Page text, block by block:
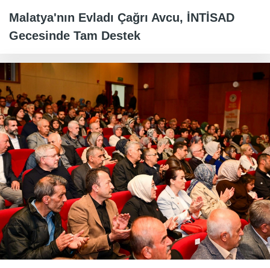
Malatya'nın Evladı Çağrı Avcu, İNTİSAD
Gecesinde Tam Destek